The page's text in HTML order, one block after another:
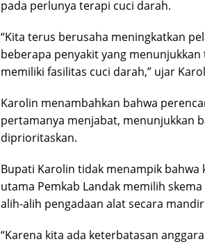
pada perlunya terapi cuci darah.
“Kita terus berusaha meningkatkan
beberapa penyakit yang
memiliki fasilitas cuci darah,” ujar
Karolin menambahkan bahwa
pertamanya menjabat, menunjukkan
diprioritaskan.
Bupati Karolin tidak menampik
utama Pemkab Landak memilih
alih-alih pengadaan alat secara
“Karena kita ada keterbatasan